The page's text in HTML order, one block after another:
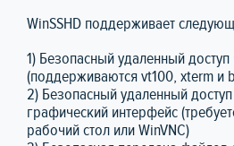
WinSSHD поддерживает
1) Безопасный удаленный
(поддерживаются vt100, xterm и
2) Безопасный удаленный
графический интерфейс
рабочий стол или WinVNC)